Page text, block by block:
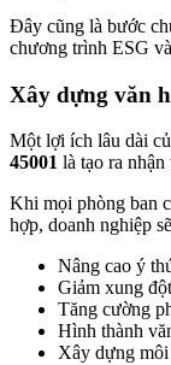
Đây cũng là bước
chương trình ESG
Xây dựng văn
Một lợi ích lâu dài
45001 là tạo ra
Khi mọi phòng ban
hợp, doanh nghiệp
Nâng cao ý
Giảm xung
Tăng cường
Hình thành
Xây dựng môi